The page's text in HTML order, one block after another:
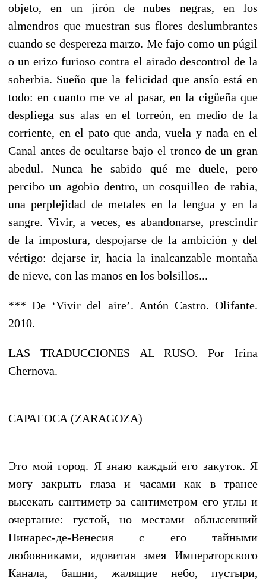
objeto, en un jirón de nubes negras, en los
almendros que muestran sus flores deslumbrantes
cuando se despereza marzo. Me fajo como un púgil
o un erizo furioso contra el airado descontrol de la
soberbia. Sueño que la felicidad que ansío está en
todo: en cuanto me ve al pasar, en la cigüeña que
despliega sus alas en el torreón, en medio de la
corriente, en el pato que anda, vuela y nada en el
Canal antes de ocultarse bajo el tronco de un gran
abedul. Nunca he sabido qué me duele, pero
percibo un agobio dentro, un cosquilleo de rabia,
una perplejidad de metales en la lengua y en la
sangre. Vivir, a veces, es abandonarse, prescindir
de la impostura, despojarse de la ambición y del
vértigo: dejarse ir, hacia la inalcanzable montaña
de nieve, con las manos en los bolsillos...
*** De ‘Vivir del aire’. Antón Castro. Olifante.
2010.
LAS TRADUCCIONES AL RUSO. Por Irina
Chernova.
САРАГОСА (ZARAGOZA)
Это мой город. Я знаю каждый его закуток. Я
могу закрыть глаза и часами как в трансе
высекать сантиметр за сантиметром его углы и
очертание: густой, но местами облысевший
Пинарес-де-Венесия с его тайными
любовниками, ядовитая змея Императорского
Канала, башни, жалящие небо, пустыри,